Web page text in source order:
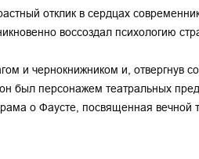
отклик в сердцах
воссоздал психологию
и чернокнижником и, отвергнув
был персонажем театральных
о Фаусте, посвященная вечной